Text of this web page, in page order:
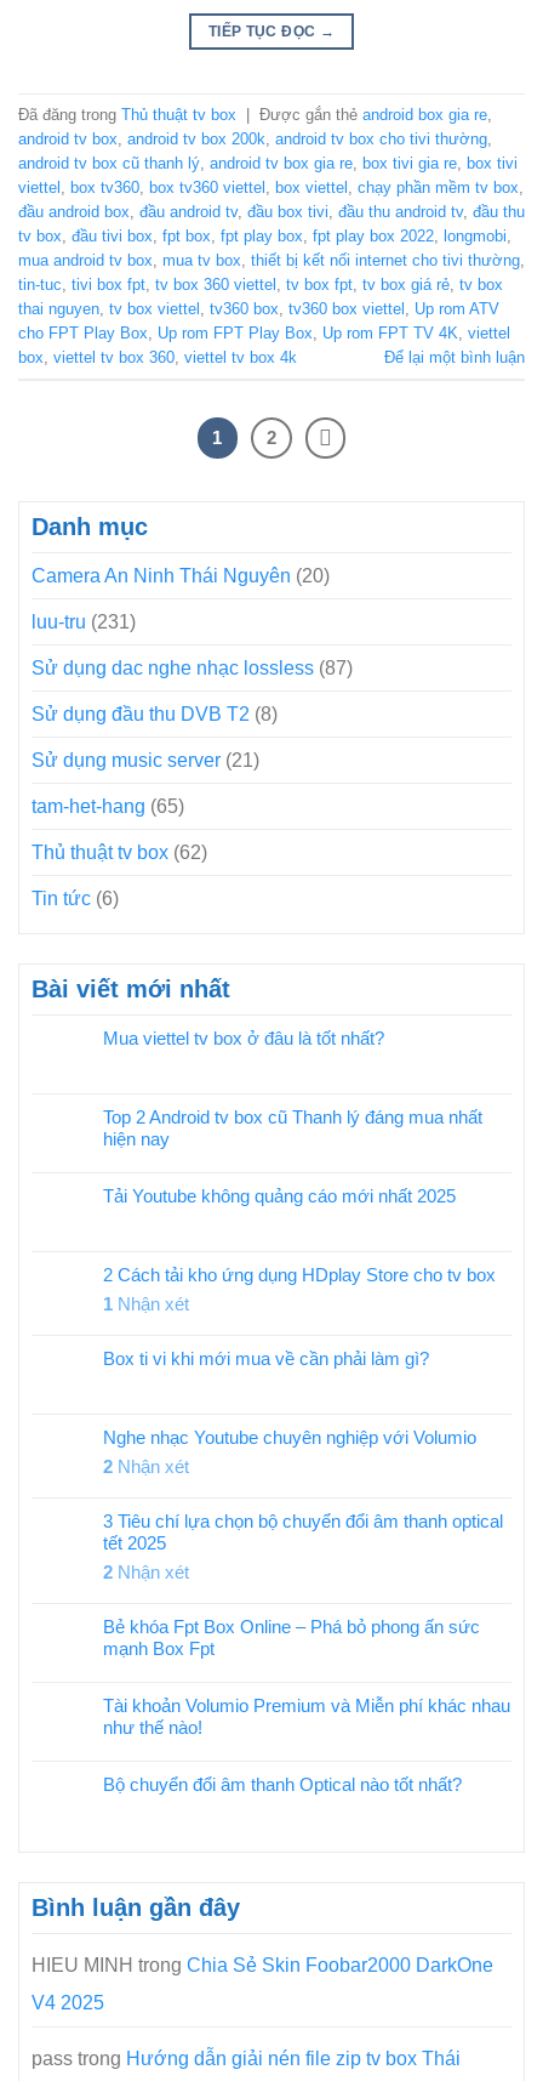
TIẾP TỤC ĐỌC →
Đã đăng trong Thủ thuật tv box Được gắn thẻ android box gia re
android tv box android tv box 200k android tv box cho tivi thường
android tv box cũ thanh lý android tv box gia re box tivi gia re
box tivi
viettel
box tv360 box tv360 viettel box viettel chạy phần mềm tv box
đầu android box đầu android tv, đầu box tivi đầu thu android tv, đầu thu
tv box đầu tivi box fpt box fpt play box fpt play box 2022 longmobi
mua android tv box mua tv box thiết bị kết nối internet cho tivi thường
tin-tuc tivi box fpt tv box 360 viettel tv box fpt tv box giá rẻ tv box
thai nguyen tv box viettel tv360 box tv360 box viettel
Up rom ATV
cho FPT Play Box
Up rom FPT Play Box Up rom FPT TV 4K viettel
box viettel tv box 360 viettel tv box 4k Để lại một bình luận
1 2
Danh mục
Camera An Ninh Thái Nguyên (20)
luu-tru (231)
Sử dụng dac nghe nhạc lossless (87)
Sử dụng đầu thu DVB T2 (8)
Sử dụng music server (21)
tam-het-hang (65)
Thủ thuật tv box (62)
Tin tức (6)
Bài viết mới nhất
Mua viettel tv box ở đâu là tốt nhất?
Top 2 Android tv box cũ Thanh lý đáng mua nhất
hiện nay
Tải Youtube không quảng cáo mới nhất 2025
2 Cách tải kho ứng dụng HDplay Store cho tv box
1 Nhận xét
Box ti vi khi mới mua về cần phải làm gì?
Nghe nhạc Youtube chuyên nghiệp với Volumio
2 Nhận xét
3 Tiêu chí lựa chọn bộ chuyển đổi âm thanh optical
tết 2025
2 Nhận xét
Bẻ khóa Fpt Box Online – Phá bỏ phong ấn sức
mạnh Box Fpt
Tài khoản Volumio Premium và Miễn phí khác nhau
như thế nào!
Bộ chuyển đổi âm thanh Optical nào tốt nhất?
Bình luận gần đây
HIEU MINH trong Chia Sẻ Skin Foobar2000 DarkOne
V4 2025
pass trong Hướng dẫn giải nén file zip tv box Thái